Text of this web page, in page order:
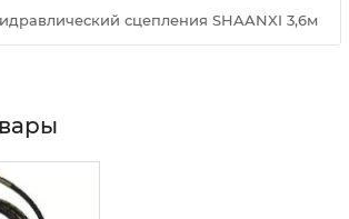
сцепления SHAANXI 3,6м